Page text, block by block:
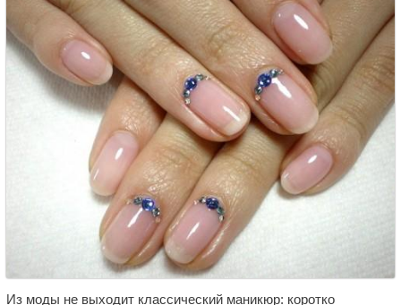
Из моды не выходит классический маникюр: коротко